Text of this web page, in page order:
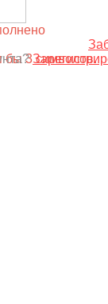
бы 3 символов.